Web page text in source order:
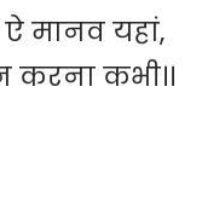
मानव यहां,
करना कभी।।